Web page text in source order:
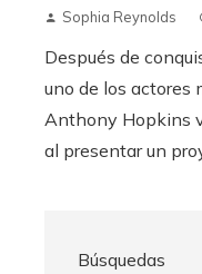
Sophia Reynolds
Después de
uno de los actores
Anthony Hopkins
al presentar un
Búsquedas